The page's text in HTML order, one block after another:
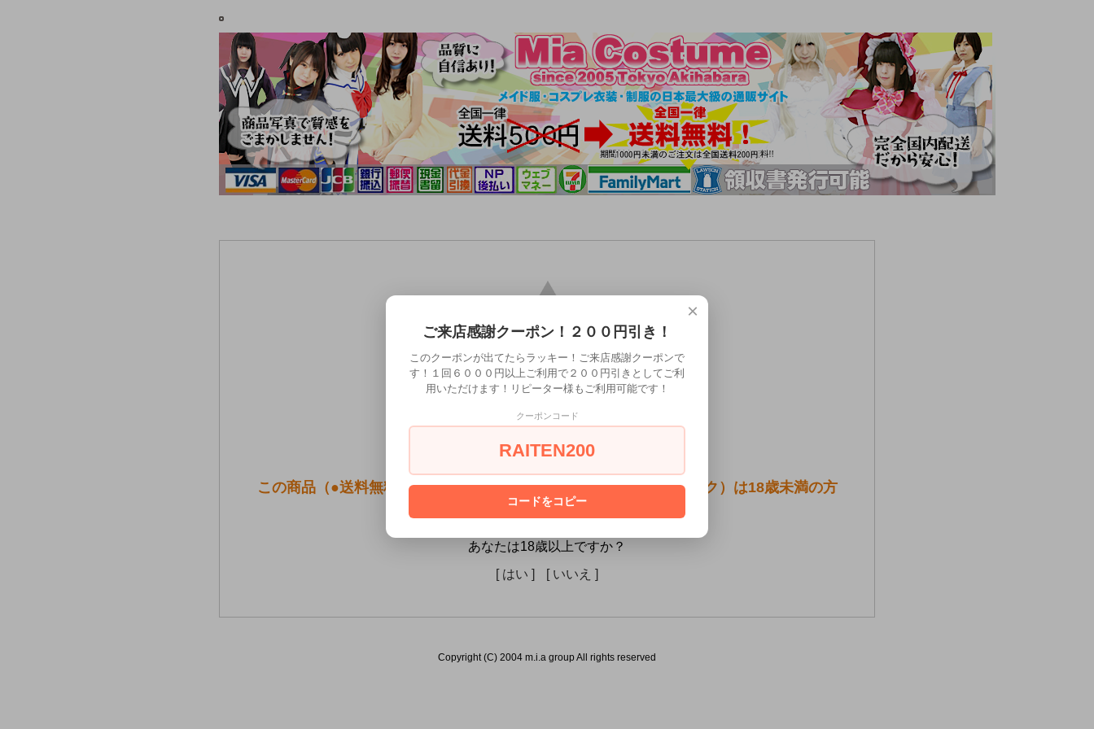
この商品（●送料無料●アナル・ザ・ドクター 【スティック】スモーク）は18歳未満の方
には販売できません。
あなたは18歳以上ですか？
[ はい ]
[ いいえ ]
Copyright (C) 2004 m.i.a group All rights reserved
×
ご来店感謝クーポン！２００円引き！
このクーポンが出てたらラッキー！ご来店感謝クーポンで
す！１回６０００円以上ご利用で２００円引きとしてご利
用いただけます！リピーター様もご利用可能です！
クーポンコード
RAITEN200
コードをコピー